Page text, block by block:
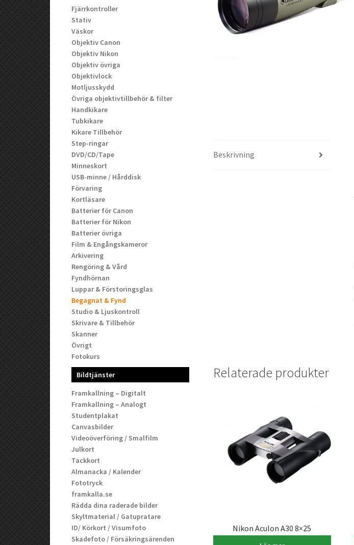
Beskrivning
Relaterade produkter
Nikon Aculon A30 8×25
Fjärrkontroller
Stativ
Väskor
Objektiv Canon
Objektiv Nikon
Objektiv övriga
Objektivlock
Motljusskydd
Övriga objektivtillbehör & filter
Handkikare
Tubkikare
Kikare Tillbehör
Step-ringar
DVD/CD/Tape
Minneskort
USB-minne / Hårddisk
Förvaring
Kortläsare
Batterier för Canon
Batterier för Nikon
Batterier övriga
Film & Engångskameror
Arkivering
Rengöring & Vård
Fyndhörnan
Luppar & Förstoringsglas
Begagnat & Fynd
Studio & Ljuskontroll
Skrivare & Tillbehör
Skanner
Övrigt
Fotokurs
Bildtjänster
Framkallning – Digitalt
Framkallning – Analogt
Studentplakat
Canvasbilder
Videoöverföring / Smalfilm
Julkort
Tackkort
Almanacka / Kalender
Fototryck
framkalla.se
Rädda dina raderade bilder
Skyltmaterial / Gatupratare
ID/ Körkort / Visumfoto
Skadefoto / Försäkringsärenden